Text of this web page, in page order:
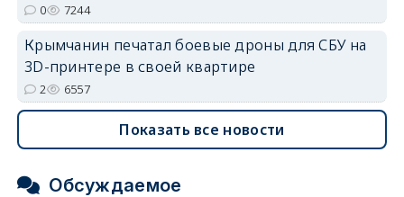
0 7244
Крымчанин печатал боевые дроны для СБУ на
3D-принтере в своей квартире
2 6557
Показать все новости
Обсуждаемое